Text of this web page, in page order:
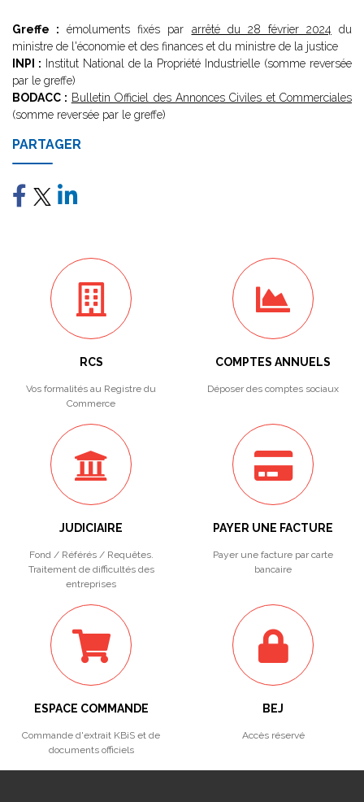
Greffe : émoluments fixés par arrêté du 28 février 2024 du
ministre de l'économie et des finances et du ministre de la justice
INPI : Institut National de la Propriété Industrielle (somme reversée
par le greffe)
BODACC : Bulletin Officiel des Annonces Civiles et Commerciales
(somme reversée par le greffe)
PARTAGER
RCS
Vos formalités au Registre du
Commerce
COMPTES ANNUELS
Déposer des comptes sociaux
JUDICIAIRE
Fond / Référés / Requêtes.
Traitement de difficultés des
entreprises
PAYER UNE FACTURE
Payer une facture par carte
bancaire
ESPACE COMMANDE
Commande d'extrait KBiS et de
documents officiels
BEJ
Accès réservé